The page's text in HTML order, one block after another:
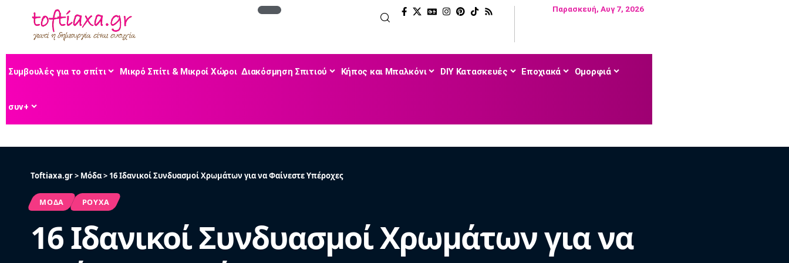
Παρασκευή, Αυγ 7, 2026
Συμβουλές για το σπίτι Μικρό Σπίτι & Μικροί Χώροι Διακόσμηση Σπιτιού Κήπος και Μπαλκόνι DIY Κατασκευές Εποχιακά Ομορφιά
συν+
Toftiaxa.gr> Μόδα> 16 Ιδανικοί Συνδυασμοί Χρωμάτων για να Φαίνεστε Υπέροχες
ΜΌΔΑ ΡΟΎΧΑ
16 Ιδανικοί Συνδυασμοί Χρωμάτων για να